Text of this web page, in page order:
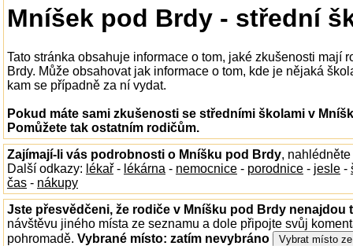
Mníšek pod Brdy - střední
Tato stránka obsahuje informace o tom, jaké zkušenosti mají
Brdy. Může obsahovat jak informace o tom, kde je nějaká
kam se případně za ní vydat.
Pokud máte sami zkušenosti se středními školami v
Pomůžete tak ostatním rodičům.
Zajímají-li vás podrobnosti o Mníšku pod Brdy,
Další odkazy: lékař - lékárna - nemocnice - porodnice - jesle -
čas - nákupy
Jste přesvědčeni, že rodiče v Mníšku pod Brdy nenajdou
návštěvu jiného místa ze seznamu a dole připojte svůj
pohromadě. Vybrané místo: zatím nevybráno